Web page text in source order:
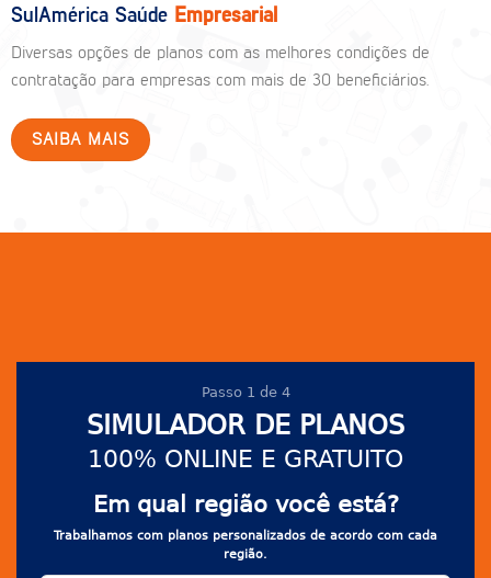
SulAmérica Saúde Empresarial
Diversas opções de planos com as melhores condições de
contratação para empresas com mais de 30 beneficiários.
SAIBA MAIS